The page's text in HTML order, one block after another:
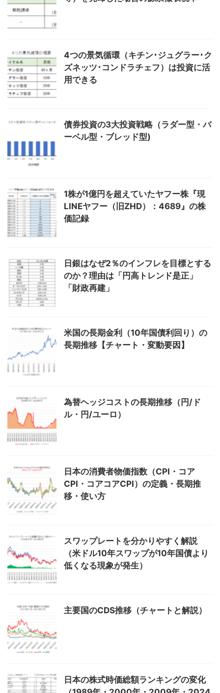
4つの景気循環（キチン･ジュグラー･ク
ズネッツ･コンドラチェフ）は投資に活
用できる
債券投資の3大投資戦略（ラダー型・バ
ーベル型・ブレッド型)
1株が1億円を超えていたヤフー株『現
LINEヤフー（旧ZHD）：4689』の株
価記録
日銀はなぜ2％のインフレを目標とする
のか？理由は「円高トレンド是正」
「財政再建」
米国の長期金利（10年国債利回り）の
長期推移【チャート・変動要因】
為替ヘッジコストの長期推移（円/ド
ル・円/ユーロ）
日本の消費者物価指数（CPI・コア
CPI・コアコアCPI）の定義・長期推
移・使い方
スワップレートを分かりやすく解説
（米ドル10年スワップが10年国債より
低くなる現象が発生）
主要国のCDS推移（チャートと解説）
日本の株式時価総額ランキングの変化